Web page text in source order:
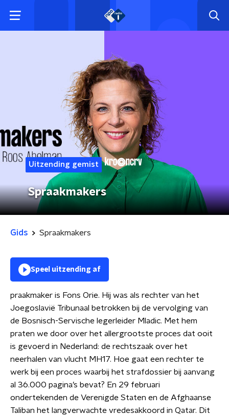
Uitzending gemist
Spraakmakers
Gids Spraakmakers
Speel uitzending af
praakmaker is Fons Orie. Hij was als rechter van het
Joegoslavië Tribunaal betrokken bij de vervolging van
de Bosnisch-Servische legerleider Mladic. Met hem
praten we door over het allergrootste proces dat ooit
is gevoerd in Nederland: de rechtszaak over het
neerhalen van vlucht MH17. Hoe gaat een rechter te
werk bij een proces waarbij het strafdossier bij aanvang
al 36.000 pagina’s bevat? En 29 februari
ondertekenden de Verenigde Staten en de Afghaanse
Taliban het langverwachte vredesakkoord in Qatar. Dit